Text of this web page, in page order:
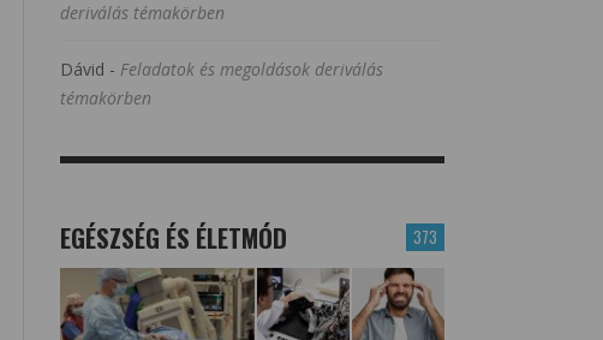
deriválás témakörben
Dávid - Feladatok és megoldások deriválás
témakörben
373
EGÉSZSÉG ÉS ÉLETMÓD